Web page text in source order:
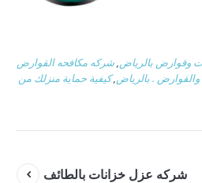
وقوارض بالرياض,شركه مكافحه القوارض
. بالرياض,كيفية حماية منزلك من
شركه عزل خزانات بالطائف